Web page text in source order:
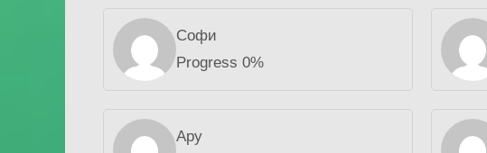
Софи
Progress 0%
Ару